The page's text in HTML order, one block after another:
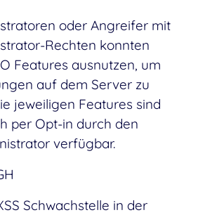
oder Angreifer mit
Rechten konnten
Features ausnutzen, um
auf dem Server zu
jeweiligen Features sind
per Opt-in durch den
verfügbar.
Schwachstelle in der